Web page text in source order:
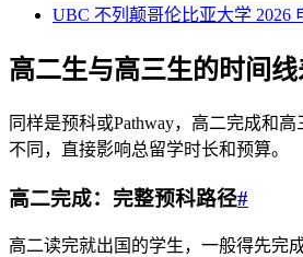
UBC 不列颠哥伦比亚大学 2026
高二生与高三生的时间
同样是预科或Pathway，高二完成和
不同，直接影响总留学时长和预算。
高二完成：完整预科路径#
高二读完就出国的学生，一般得先完